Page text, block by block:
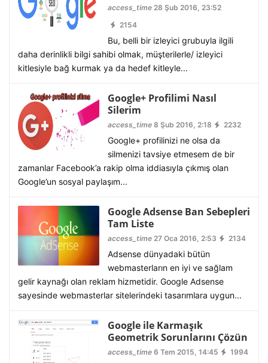
access_time28 Şub 2016, 23:52
2154
Bu, belli bir izleyici grubuyla ilgili
daha derinlikli bilgi sahibi olmak, müşterilerle/ izleyici
kitlesiyle bağ kurmak ya da hedef kitleyle...
Google+ Profilimi Nasıl
Silerim
access_time8 Şub 2016, 2:18 2232
Google+ profilinizi ne olsa da
silmenizi tavsiye etmesem de bir
zamanlar Facebook’a rakip olma iddiasıyla çıkmış olan
Google’un sosyal paylaşım...
Google Adsense Ban Sebepleri
Tam Liste
access_time27 Oca 2016, 2:53 2134
Adsense dünyadaki bütün
webmasterların en iyi ve sağlam
gelir kaynağı olan reklam hizmetidir. Google Adsense
sayesinde webmasterlar sitelerindeki tasarımlara uygun...
Google ile Karmaşık
Geometrik Sorunlarını Çözün
access_time6 Tem 2015, 14:45 1994